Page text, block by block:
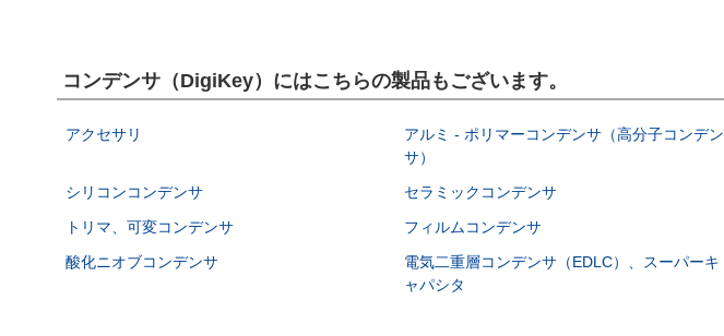
コンデンサ（DigiKey）にはこちらの製品もございます。
アクセサリ
アルミ - ポリマーコンデンサ（高分子コンデン
サ）
シリコンコンデンサ セラミックコンデンサ
トリマ、可変コンデンサ
フィルムコンデンサ
酸化ニオブコンデンサ
電気二重層コンデンサ（EDLC）、スーパーキ
ャパシタ